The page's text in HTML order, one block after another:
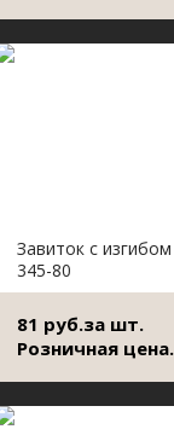
Завиток с
345-80
81 руб.за шт.
Розничная цена.